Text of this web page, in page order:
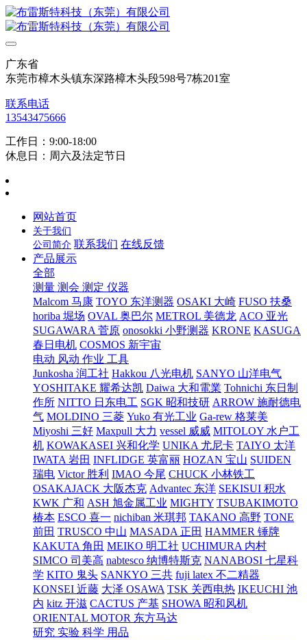
广东省
东莞市樟木头镇东深路樟木头段598号7栋201室
联系电话
13543475666
工作日：9:00-18:00
休息日：周六及法定节日
网站首页
关于我们
公司简介 联系我们 在线反馈
产品展示
全部
测量 测会 测定 仪器
Malcom 马康 TOYO 东洋测器 OSAKI 大崎 FUSO 扶桑
horiba 堀场 OVAL 奥巴尔 METROL 美德龙 ACO 亚光
SUGAWARA 菅原 onosokki 小野测器 KRONE KASUGA
春日电机 COSMOS 新宇宙
电动 风动 作业 工具
Junkosha 润工社 Hakkou 八光电机 SANYO 山洋电气
YOSHITAKE 耀希达凯 Daiwa 大和電業 Tohnichi 东日制
作所 NITTO 日东电工 SGK 昭和技研 ARROW 施耐德电
气 MOLDINO 三菱 Yuko 有光工业 Ga-rew 格莱美
Miyoshi 三好 Maxpull 大力 vessel 威威 MITOLOY 水户工
机 KOWAKASEI 兴和化学 UNIKA 尤尼卡 TAIYO 太洋
IWATA 岩田 INFLIDGE 英富丽 HOZAN 宝山 SUIDEN
瑞电 Victor 胜利 IMAO 今尾 CHUCK 小林铁工
OSAKAJACK 大阪杰克 Advantec 东洋 SEKISUI 积水
KWK 广和 ASH 旭金属工业 MIGHTY TSUBAKIMOTO
椿本 ESCO 喜一 nichiban 米琪邦 TAKANO 高野 TONE
前田 TRUSCO 中山 MASADA 正田 HAMMER 锤牌
KAKUTA 角田 MEIKO 明工社 UCHIMURA 内村
SIMCO 司美高 nabtesco 纳博特斯克 NANABOSI 七星科
学 KITO 鬼头 SANKYO 三共 fuji latex 不二精器
KONSEI 近藤 大泽 OSAWA TSK 关西电热 IKEUCHI 池
内 kitz 开滋 CACTUS 产基 SHOWA 昭和风机
ORIENTAL MOTOR 东方马达
研究 实验 科学 用品